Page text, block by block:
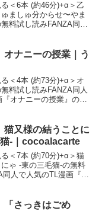
＜6本 (約46分)+α＞乙
ましゅ分からせ〜やま
料試し読みFANZA同人
を紹介します！作者（サ
オナニーの授業｜う
＜4本 (約73分)+α＞オ
料試し読みFANZA同人
オナニーの授業』の試
画像1オナニーの授業 画
猫又様の結うことに
-｜cocoalacarte
＜7本 (約70分)+α＞猫
ゃ -東の三毛猫-の無料
同人で人気のTL漫画『猫
題の「cocoalaca
「さっきはごめ